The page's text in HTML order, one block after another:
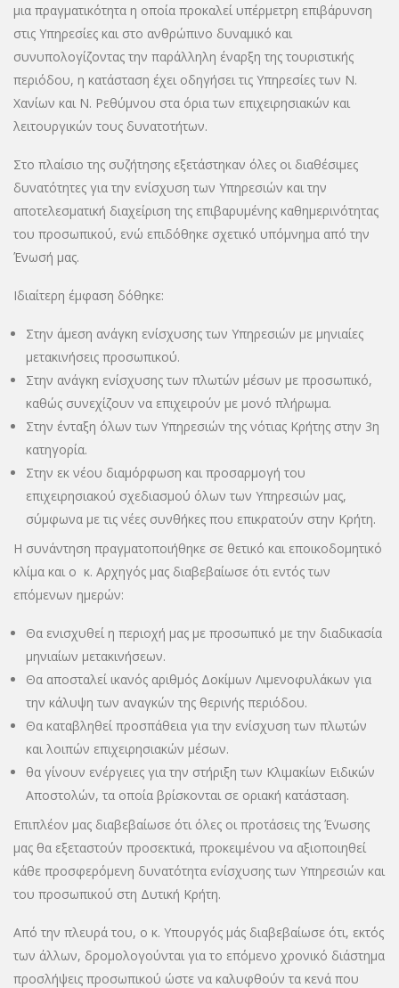
μια πραγματικότητα η οποία προκαλεί υπέρμετρη επιβάρυνση
στις Υπηρεσίες και στο ανθρώπινο δυναμικό και
συνυπολογίζοντας την παράλληλη έναρξη της τουριστικής
περιόδου, η κατάσταση έχει οδηγήσει τις Υπηρεσίες των Ν.
Χανίων και Ν. Ρεθύμνου στα όρια των επιχειρησιακών και
λειτουργικών τους δυνατοτήτων.
Στο πλαίσιο της συζήτησης εξετάστηκαν όλες οι διαθέσιμες
δυνατότητες για την ενίσχυση των Υπηρεσιών και την
αποτελεσματική διαχείριση της επιβαρυμένης καθημερινότητας
του προσωπικού, ενώ επιδόθηκε σχετικό υπόμνημα από την
Ένωσή μας.
Ιδιαίτερη έμφαση δόθηκε:
Στην άμεση ανάγκη ενίσχυσης των Υπηρεσιών με μηνιαίες
μετακινήσεις προσωπικού.
Στην ανάγκη ενίσχυσης των πλωτών μέσων με προσωπικό,
καθώς συνεχίζουν να επιχειρούν με μονό πλήρωμα.
Στην ένταξη όλων των Υπηρεσιών της νότιας Κρήτης στην 3η
κατηγορία.
Στην εκ νέου διαμόρφωση και προσαρμογή του
επιχειρησιακού σχεδιασμού όλων των Υπηρεσιών μας,
σύμφωνα με τις νέες συνθήκες που επικρατούν στην Κρήτη.
Η συνάντηση πραγματοποιήθηκε σε θετικό και εποικοδομητικό
κλίμα και ο κ. Αρχηγός μας διαβεβαίωσε ότι εντός των
επόμενων ημερών:
Θα ενισχυθεί η περιοχή μας με προσωπικό με την διαδικασία
μηνιαίων μετακινήσεων.
Θα αποσταλεί ικανός αριθμός Δοκίμων Λιμενοφυλάκων για
την κάλυψη των αναγκών της θερινής περιόδου.
Θα καταβληθεί προσπάθεια για την ενίσχυση των πλωτών
και λοιπών επιχειρησιακών μέσων.
θα γίνουν ενέργειες για την στήριξη των Κλιμακίων Ειδικών
Αποστολών, τα οποία βρίσκονται σε οριακή κατάσταση.
Επιπλέον μας διαβεβαίωσε ότι όλες οι προτάσεις της Ένωσης
μας θα εξεταστούν προσεκτικά, προκειμένου να αξιοποιηθεί
κάθε προσφερόμενη δυνατότητα ενίσχυσης των Υπηρεσιών και
του προσωπικού στη Δυτική Κρήτη.
Από την πλευρά του, ο κ. Υπουργός μάς διαβεβαίωσε ότι, εκτός
των άλλων, δρομολογούνται για το επόμενο χρονικό διάστημα
προσλήψεις προσωπικού ώστε να καλυφθούν τα κενά που